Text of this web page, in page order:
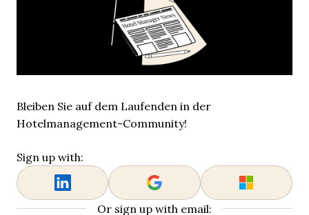
Bleiben Sie auf dem Laufenden in der
Hotelmanagement-Community!
Sign up with:
Or sign up with email: